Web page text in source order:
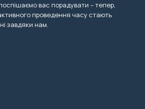
вас порадувати – тепер,
проведення часу стають
завдяки нам.